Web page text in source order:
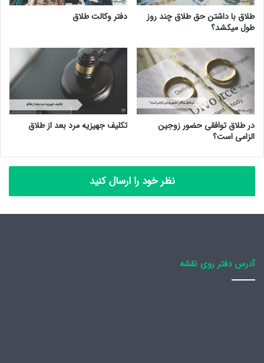
طلاق با داشتن حق طلاق چند روز
طول میکشد؟
دفتر وکالت طلاق
در طلاق توافقی حضور زوجین
الزامی است؟
تکلیف جهیزیه مرد بعد از طلاق
نظر خود را ارسال کنید
آدرس دفتر روی نقشه